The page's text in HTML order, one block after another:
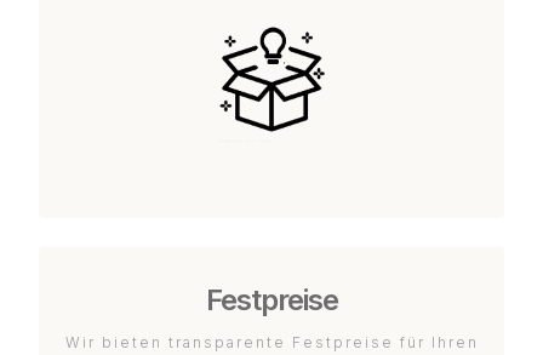
Festpreise
Wir bieten transparente Festpreise für Ihren